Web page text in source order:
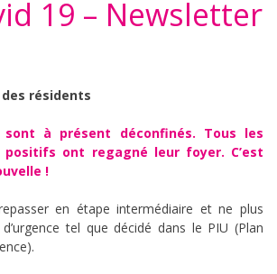
19 – Newsletter
résidents
à présent déconfinés. Tous les
positifs ont regagné leur foyer. C’est
!
en étape intermédiaire et ne plus
tel que décidé dans le PIU (Plan